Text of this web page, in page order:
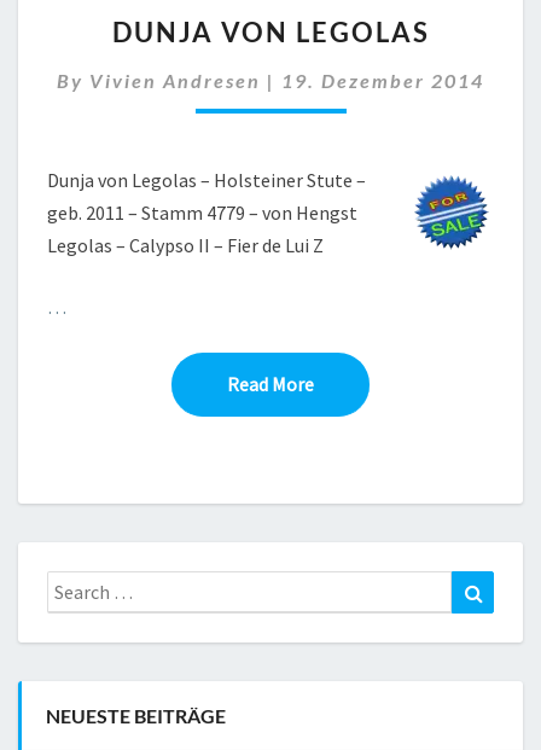
VON
DUNJA VON LEGOLAS
By Vivien Andresen | 19. Dezember 2014
Dunja von Legolas – Holsteiner Stute –
geb. 2011 – Stamm 4779 – von Hengst
Legolas – Calypso II – Fier de Lui Z
…
Read MoreRead More
Search
for:
NEUESTE BEITRÄGE